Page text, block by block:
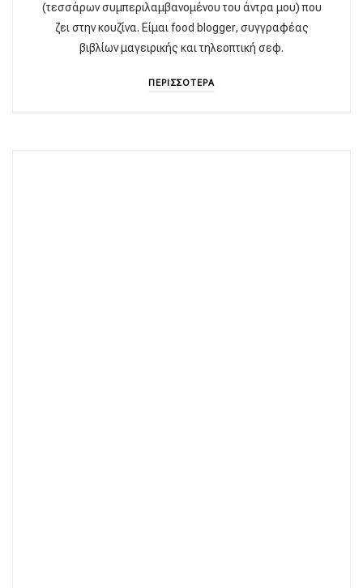
(τεσσάρων συμπεριλαμβανομένου του άντρα μου) που
ζει στην κουζίνα. Είμαι food blogger, συγγραφέας
βιβλίων μαγειρικής και τηλεοπτική σεφ.
ΠΕΡΙΣΣΟΤΕΡΑ